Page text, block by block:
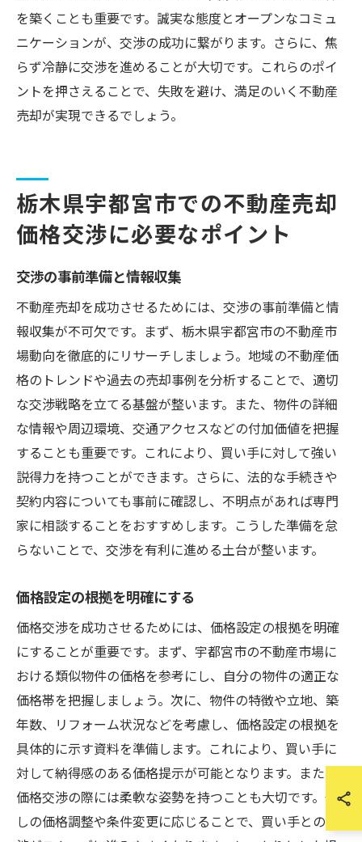
を築くことも重要です。誠実な態度とオープンなコミュ
ニケーションが、交渉の成功に繋がります。さらに、焦
らず冷静に交渉を進めることが大切です。これらのポイ
ントを押さえることで、失敗を避け、満足のいく不動産
売却が実現できるでしょう。
栃木県宇都宮市での不動産売却
価格交渉に必要なポイント
交渉の事前準備と情報収集
不動産売却を成功させるためには、交渉の事前準備と情
報収集が不可欠です。まず、栃木県宇都宮市の不動産市
場動向を徹底的にリサーチしましょう。地域の不動産価
格のトレンドや過去の売却事例を分析することで、適切
な交渉戦略を立てる基盤が整います。また、物件の詳細
な情報や周辺環境、交通アクセスなどの付加価値を把握
することも重要です。これにより、買い手に対して強い
説得力を持つことができます。さらに、法的な手続きや
契約内容についても事前に確認し、不明点があれば専門
家に相談することをおすすめします。こうした準備を怠
らないことで、交渉を有利に進める土台が整います。
価格設定の根拠を明確にする
価格交渉を成功させるためには、価格設定の根拠を明確
にすることが重要です。まず、宇都宮市の不動産市場に
おける類似物件の価格を参考にし、自分の物件の適正な
価格帯を把握しましょう。次に、物件の特徴や立地、築
年数、リフォーム状況などを考慮し、価格設定の根拠を
具体的に示す資料を準備します。これにより、買い手に
対して納得感のある価格提示が可能となります。また、
価格交渉の際には柔軟な姿勢を持つことも大切です。少
しの価格調整や条件変更に応じることで、買い手との交